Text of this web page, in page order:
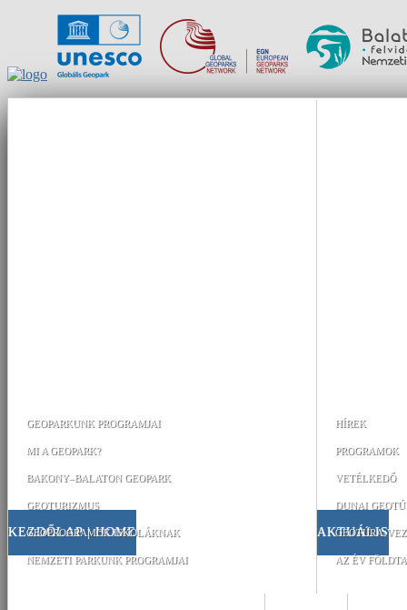
KEZDŐLAP | HOME
GEOPARKUNK PROGRAMJAI
MI A GEOPARK?
BAKONY–BALATON GEOPARK
GEOTURIZMUS
GEOPROGRAMOK ISKOLÁKNAK
NEMZETI PARKUNK PROGRAMJAI
AKTUÁLIS
HÍREK
PROGRAMOK
VETÉLKEDŐ
DUNAI
GEOTÚRA-
AZ ÉV